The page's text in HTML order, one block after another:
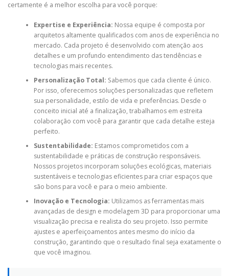
certamente é a melhor escolha para você porque:
Expertise e Experiência: Nossa equipe é composta por
arquitetos altamente qualificados com anos de experiência no
mercado. Cada projeto é desenvolvido com atenção aos
detalhes e um profundo entendimento das tendências e
tecnologias mais recentes.
Personalização Total: Sabemos que cada cliente é único.
Por isso, oferecemos soluções personalizadas que refletem
sua personalidade, estilo de vida e preferências. Desde o
conceito inicial até a finalização, trabalhamos em estreita
colaboração com você para garantir que cada detalhe esteja
perfeito.
Sustentabilidade: Estamos comprometidos com a
sustentabilidade e práticas de construção responsáveis.
Nossos projetos incorporam soluções ecológicas, materiais
sustentáveis e tecnologias eficientes para criar espaços que
são bons para você e para o meio ambiente.
Inovação e Tecnologia: Utilizamos as ferramentas mais
avançadas de design e modelagem 3D para proporcionar uma
visualização precisa e realista do seu projeto. Isso permite
ajustes e aperfeiçoamentos antes mesmo do início da
construção, garantindo que o resultado final seja exatamente o
que você imaginou.